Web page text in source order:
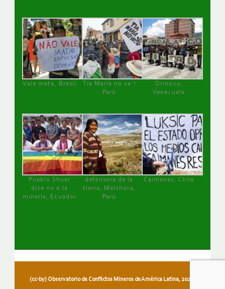
Vale mata, Brasil
Tía María no va !
Perú
Orinoco,
Venezuela
Pueblo Shuar
dice no a la
minería, Ecuador
defensora de la
tierra, Melchora,
Perú
Caimanes, Chile
(cc-by) Observatorio de Conflictos Mineros de América Latina, 2026